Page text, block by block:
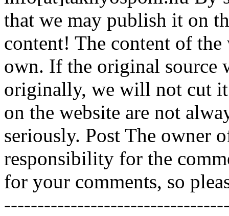
that we may publish it on
content! The content of
own. If the original source
originally, we will not cut
on the website are not
seriously. Post The owner
responsibility for the
for your comments, so